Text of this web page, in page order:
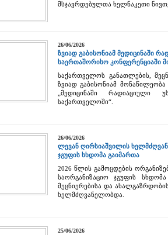
მსჯავრდებულთა ხელნაკეთი
26/06/2026
ზვიად გაბისონიამ მედიცინაში
საერთაშორისო კონფერენციაში
საქართველოს განათლების,
ზვიად გაბისონიამ
„მედიცინაში რადიაციული
საქართველოში“.
26/06/2026
ლევან ღირსიაშვილის
ჯგუფის სხდომა გაიმართა
2026 წლის გამოცდების
საორგანიზაციო ჯგუფის
მეცნიერებისა და
ხელმძღვანელობდა.
25/06/2026